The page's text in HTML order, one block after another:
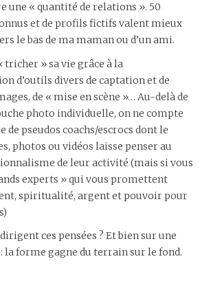
une « quantité de relations ». 50
et de profils fictifs valent mieux
le bas de ma maman ou d’un ami.
tricher » sa vie grâce à la
d’outils divers de captation et de
de « mise en scène »… Au-delà de
photo individuelle, on ne compte
de pseudos coachs/escrocs dont le
photos ou vidéos laisse penser au
de leur activité (mais si vous
experts » qui vous promettent
spiritualité, argent et pouvoir pour
ces pensées ? Et bien sur une
la forme gagne du terrain sur le fond.